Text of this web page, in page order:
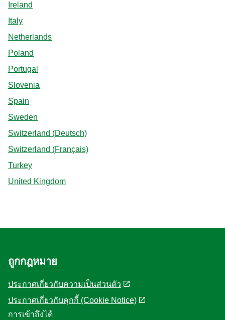
Ireland
Italy
Netherlands
Poland
Portugal
Slovenia
Spain
Sweden
Switzerland (Deutsch)
Switzerland (Français)
Turkey
United Kingdom
ถูกกฎหมาย
ประกาศเกี่ยวกับความเป็นส่วนตัว
ประกาศเกี่ยวกับคุกกี้ (Cookie Notice)
การเข้าถึงได้